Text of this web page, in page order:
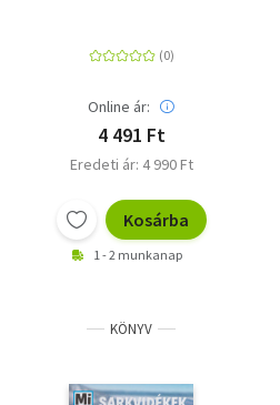
Online ár:
4 491 Ft
Eredeti ár: 4 990 Ft
Kosárba
1 - 2 munkanap
KÖNYV